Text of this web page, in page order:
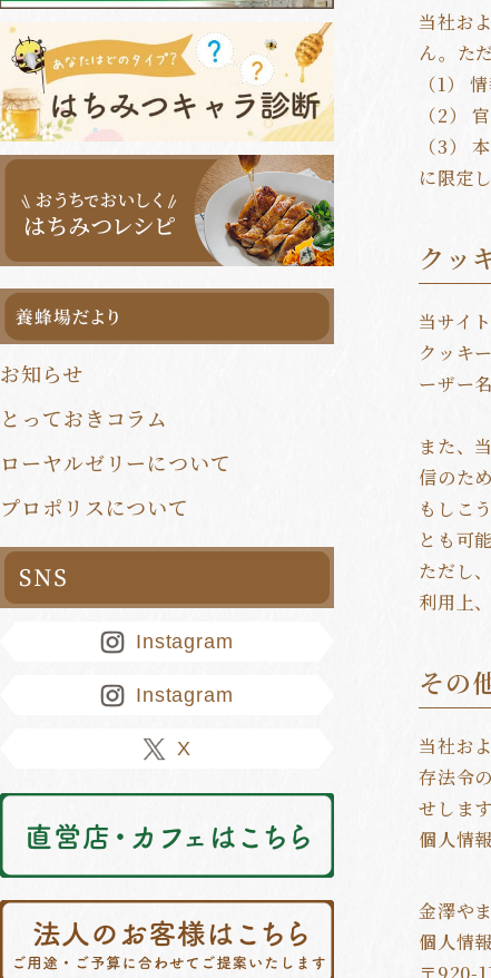
健康食品定期便
健康食品まとめ買い
一覧はこちら
お知らせ
とっておきコラム
ローヤルゼリーについて
プロポリスについて
Instagram
Instagram
X
当社お
ん。た
（1）
（2）
（3）
に限定
クッ
当サイ
クッキ
ーザー
また、
信のた
もしこ
とも可
ただし
その
当社お
存法令
せしま
金澤や
個人情